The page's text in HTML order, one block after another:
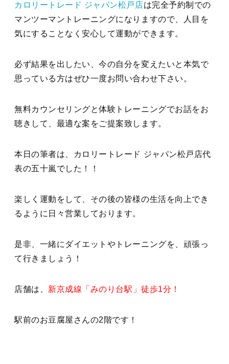
カロリートレード ジャパン松戸店は完全予約制での
マンツーマントレーニングになりますので、人目を
気にすることなく安心して運動ができます。
必ず結果を出したい、今の自分を変えたいと本気で
思っている方はぜひ一度お問い合わせ下さい。
無料カウンセリングと体験トレーニングでお話をお
聴きして、最適な案をご提案致します。
本日の筆者は、カロリートレード ジャパン松戸店代
表の五十嵐でした！！
楽しく運動をして、その後の皆様の生活を向上でき
るように日々営業しております。
是非、一緒にダイエットやトレーニングを、頑張っ
て行きましょう！
店舗は、 新京成線「みのり台駅」徒歩1分！
駅前のお豆腐屋さんの2階です！